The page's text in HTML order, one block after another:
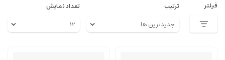
فیلتر ترتیب تعداد نمایش